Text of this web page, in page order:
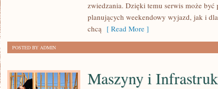
zwiedzania. Dzięki temu serwis może
planujących weekendowy wyjazd, jak i
chcą [ Read More ]
POSTED BY ADMIN
Maszyny i